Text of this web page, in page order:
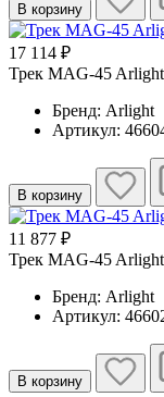
В корзину
17 114 ₽
Трек MAG-45
Бренд: Arlight
Артикул:
В корзину
11 877 ₽
Трек MAG-45
Бренд: Arlight
Артикул:
В корзину